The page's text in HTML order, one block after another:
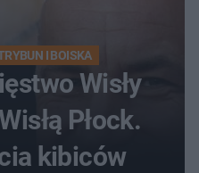
I BOISKA
Wisły
Płock.
kibiców